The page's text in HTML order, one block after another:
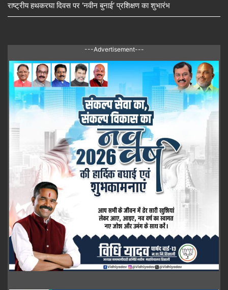
राष्ट्रीय हथकरघा दिवस पर ‘नवीन बुनाई’ प्रशिक्षण का शुभारंभ
---Advertisement---